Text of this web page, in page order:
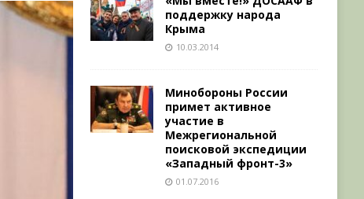
поддержку народа
Крыма
10.03.2014
Минобороны России
примет активное
участие в
Межрегиональной
поисковой экспедиции
«Западный фронт-3»
01.07.2016